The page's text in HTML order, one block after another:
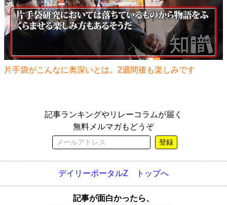
片手袋がこんなに奥深いとは。2週間後も楽しみです
記事ランキングやリレーコラムが届く
無料メルマガもどうぞ
登録
デイリーポータルZ トップへ
記事が面白かったら、